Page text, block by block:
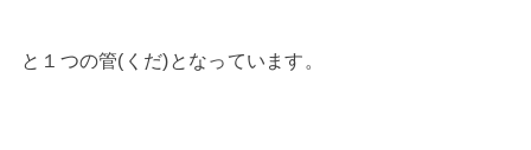
と１つの管(くだ)となっています。